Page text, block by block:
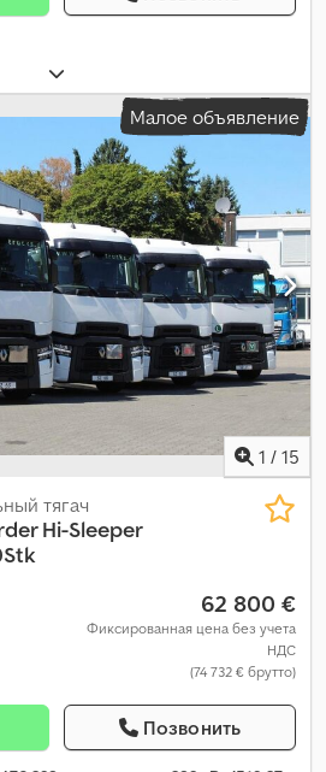
Малое объявление
1 / 15
тягач
Hi-Sleeper
62 800 €
Фиксированная цена без учета
НДС
(74 732 € брутто)
Позвонить